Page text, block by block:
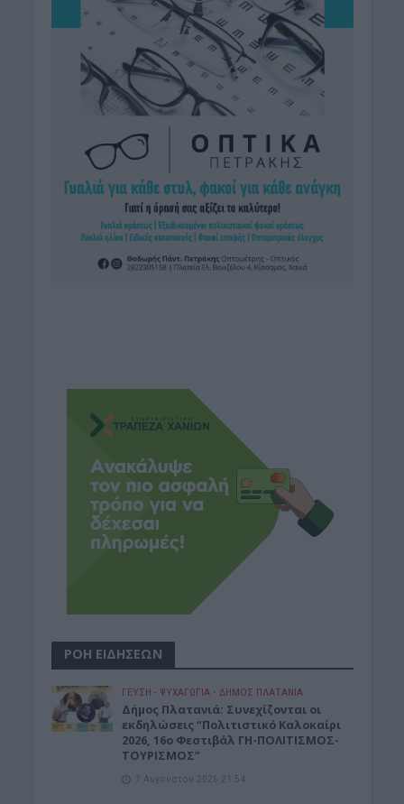
ΡΟΗ ΕΙΔΗΣΕΩΝ
ΓΕΎΣΗ - ΨΥΧΑΓΩΓΊΑ • ΔΉΜΟΣ ΠΛΑΤΑΝΙΆ
Δήμος Πλατανιά: Συνεχίζονται οι
εκδηλώσεις “Πολιτιστικό Καλοκαίρι
2026, 16ο Φεστιβάλ ΓΗ-ΠΟΛΙΤΙΣΜΟΣ-
ΤΟΥΡΙΣΜΟΣ”
7 Αυγούστου 2026 21:54